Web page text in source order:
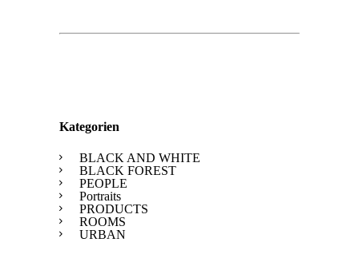
Kategorien
BLACK AND WHITE
BLACK FOREST
PEOPLE
Portraits
PRODUCTS
ROOMS
URBAN